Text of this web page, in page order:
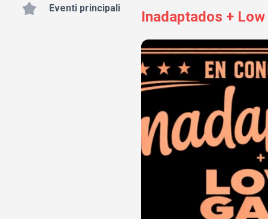
Eventi principali
Inadaptados +